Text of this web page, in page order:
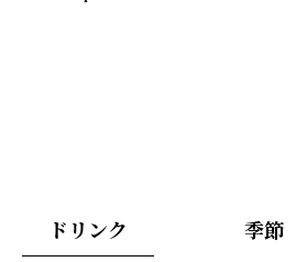
ドリンク 季節